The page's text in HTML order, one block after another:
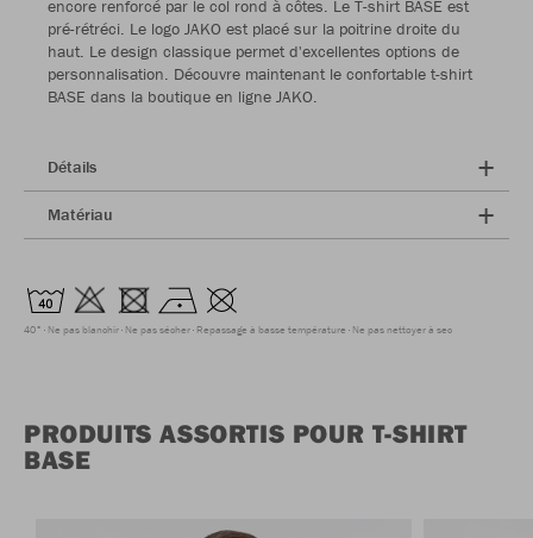
encore renforcé par le col rond à côtes. Le T-shirt BASE est
pré-rétréci. Le logo JAKO est placé sur la poitrine droite du
haut. Le design classique permet d'excellentes options de
personnalisation. Découvre maintenant le confortable t-shirt
BASE dans la boutique en ligne JAKO.
Détails
Matériau
40° Ne pas blanchir Ne pas sécher Repassage à basse température Ne pas nettoyer à sec
PRODUITS ASSORTIS POUR T-SHIRT
BASE